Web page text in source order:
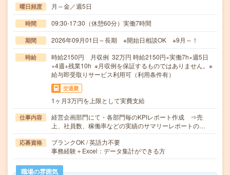
曜日頻度 月～金／週5日
時間 09:30-17:30（休憩60分）実働7時間
期間 2026年09月01日～長期 ※開始日相談OK ※9月～！
時給
時給2150円 月収例 32万円 時給2150円×実働7h×週5日
×4週+残業10h ※月収例を保証するものではありません。※
給与即受取りサービス利用可（利用条件有）
交通費
1ヶ月3万円を上限として実費支給
仕事内容
経営企画部門にて・各部門毎のKPIレポート作成 ⇒売
上、社員数、稼働率などの実績のサマリーレポートの…
応募資格
ブランクOK / 英語力不要
事務経験＋Excel：データ集計ができる方
職場の雰囲気